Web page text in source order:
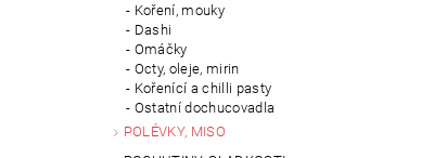
Koření, mouky
Dashi
Omáčky
Octy, oleje, mirin
Kořenící a chilli pasty
Ostatní dochucovadla
POLÉVKY, MISO